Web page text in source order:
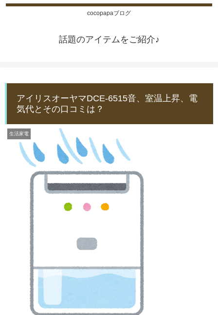
cocopapaブログ
話題のアイテムをご紹介♪
アイリスオーヤマDCE-6515音、室温上昇、電
気代とその口コミは？
生活家電